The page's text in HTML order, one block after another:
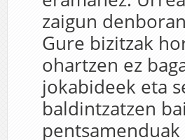
zaigun
Gure bizitzak
ohartzen ez
jokabideek eta
baldintzatzen